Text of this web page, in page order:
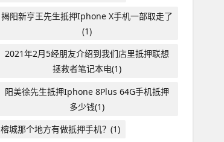
揭阳新亨王先生抵押Iphone X手机一部取走了
(1)
2021年2月5经朋友介绍到我们店里抵押联想
拯救者笔记本电(1)
阳美徐先生抵押Iphone 8Plus 64G手机抵押
多少钱(1)
榕城那个地方有做抵押手机？(1)